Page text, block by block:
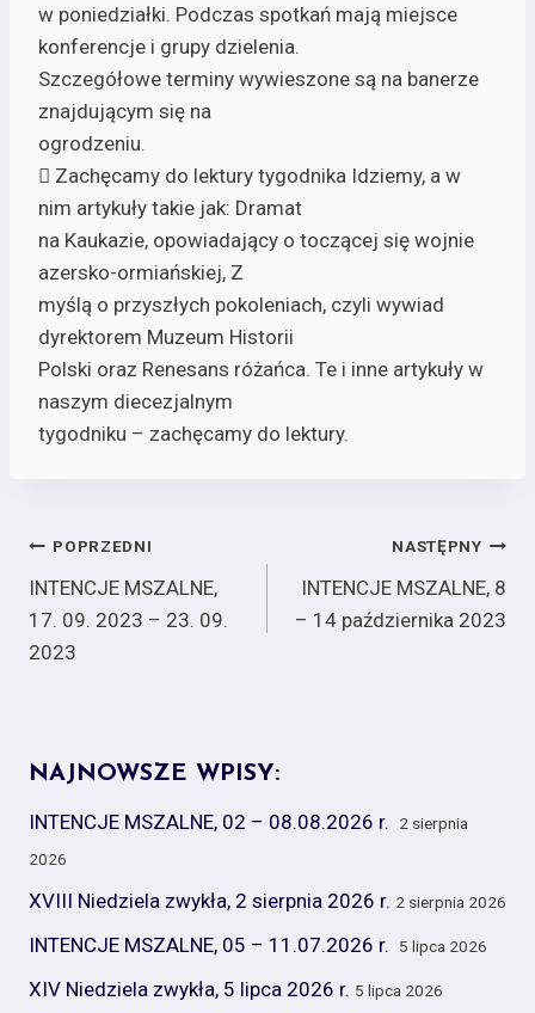
w poniedziałki. Podczas spotkań mają miejsce
konferencje i grupy dzielenia.
Szczegółowe terminy wywieszone są na banerze
znajdującym się na
ogrodzeniu.
 Zachęcamy do lektury tygodnika Idziemy, a w
nim artykuły takie jak: Dramat
na Kaukazie, opowiadający o toczącej się wojnie
azersko-ormiańskiej, Z
myślą o przyszłych pokoleniach, czyli wywiad
dyrektorem Muzeum Historii
Polski oraz Renesans różańca. Te i inne artykuły w
naszym diecezjalnym
tygodniku – zachęcamy do lektury.
Nawigacja
wpisu
POPRZEDNI
INTENCJE MSZALNE,
17. 09. 2023 – 23. 09.
2023
NASTĘPNY
INTENCJE MSZALNE, 8
– 14 października 2023
NAJNOWSZE WPISY:
INTENCJE MSZALNE, 02 – 08.08.2026 r.
2 sierpnia
2026
XVIII Niedziela zwykła, 2 sierpnia 2026 r. 2 sierpnia 2026
INTENCJE MSZALNE, 05 – 11.07.2026 r. 5 lipca 2026
XIV Niedziela zwykła, 5 lipca 2026 r. 5 lipca 2026